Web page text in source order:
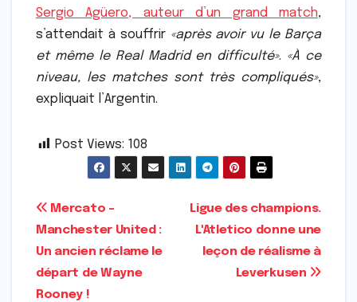
Sergio Agüero, auteur d’un grand match,
s’attendait à souffrir «après avoir vu le Barça
et même le Real Madrid en difficulté». «À ce
niveau, les matches sont très compliqués»,
expliquait l’Argentin.
Post Views: 108
Navigation
de
l’article
Ligue des champions.
L'Atletico donne une
leçon de réalisme à
Leverkusen
Mercato –
Manchester United :
Un ancien réclame le
départ de Wayne
Rooney !